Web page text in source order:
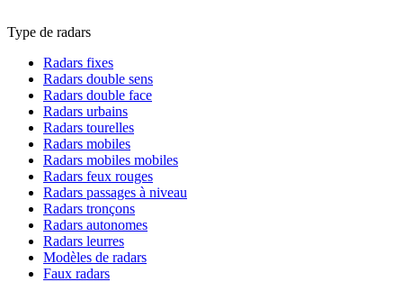
Type de radars
Radars fixes
Radars double sens
Radars double face
Radars urbains
Radars tourelles
Radars mobiles
Radars mobiles mobiles
Radars feux rouges
Radars passages à niveau
Radars tronçons
Radars autonomes
Radars leurres
Modèles de radars
Faux radars